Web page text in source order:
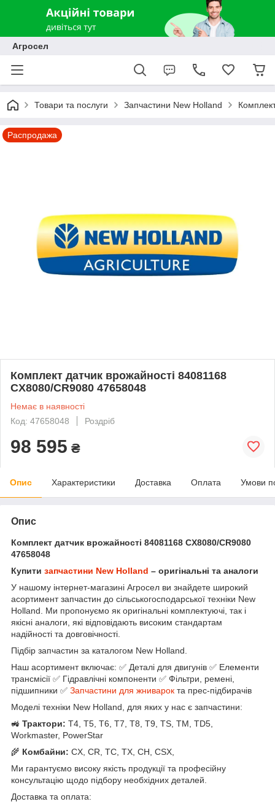
Агросел
Товари та послуги Запчастини New Holland
Распродажа
Комплект датчик врожайності 84081168
CX8080/CR9080 47658048
Немає в наявності
Код: 47658048
Роздріб
98 595 ₴
Опис Характеристики Доставка Оплата Умови
Опис
Комплект датчик врожайності 84081168 CX8080/CR9080
47658048
Купити запчастини New Holland – оригінальні та аналоги
У нашому інтернет-магазині Агросел ви знайдете широкий
асортимент запчастин до сільськогосподарської техніки New
Holland. Ми пропонуємо як оригінальні комплектуючі, так і
якісні аналоги, які відповідають високим стандартам
надійності та довговічності.
Підбір запчастин за каталогом New Holland.
Наш асортимент включає: ✅ Деталі для двигунів ✅ Елементи
трансмісії ✅ Гідравлічні компоненти ✅ Фільтри, ремені,
підшипники ✅ Запчастини для жниварок та прес-підбирачів
Моделі техніки New Holland, для яких у нас є запчастини:
🚜 Трактори: T4, T5, T6, T7, T8, T9, TS, TM, TD5,
Workmaster, PowerStar
🌾 Комбайни: CX, CR, TC, TX, CH, CSX,
Ми гарантуємо високу якість продукції та професійну
консультацію щодо підбору необхідних деталей.
Доставка та оплата: